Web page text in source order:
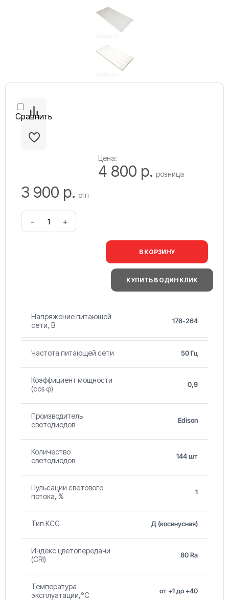
Сравнить
Цена:
4 800 р. розница
3 900 р. опт
− +
В КОРЗИНУ
КУПИТЬ В ОДИН КЛИК
Напряжение питающей
сети, В
176-264
Частота питающей сети 50 Гц
Коэффициент мощности
(cos φ)
0,9
Производитель
светодиодов
Edison
Количество
светодиодов
144 шт
Пульсации светового
потока, %
1
Тип КСС Д (косинусная)
Индекс цветопередачи
(CRI)
80 Ra
Температура
эксплуатации,°С
от +1 до +40